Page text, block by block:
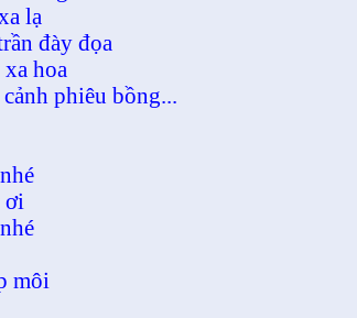
lạ
đày đọa
hoa
phiêu bồng...
ơi
môi